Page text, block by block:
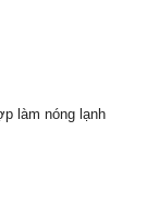
làm nóng lạnh